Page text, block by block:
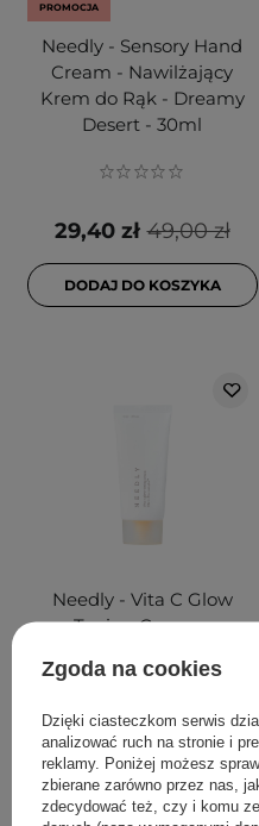
PROMOCJA
Needly - Sensory Hand
Cream - Nawilżający
Krem do Rąk - Dreamy
Desert - 30ml
49,00 zł
29,40 zł
DODAJ DO KOSZYKA
Needly - Vita C Glow
Toning Cream -
Twarzy - 50ml
102,00 zł
Zgoda na cookies
Dzięki ciasteczkom serwis
analizować ruch na stronie i
reklamy. Poniżej możesz
zbierane zarówno przez nas,
zdecydować też, czy i komu